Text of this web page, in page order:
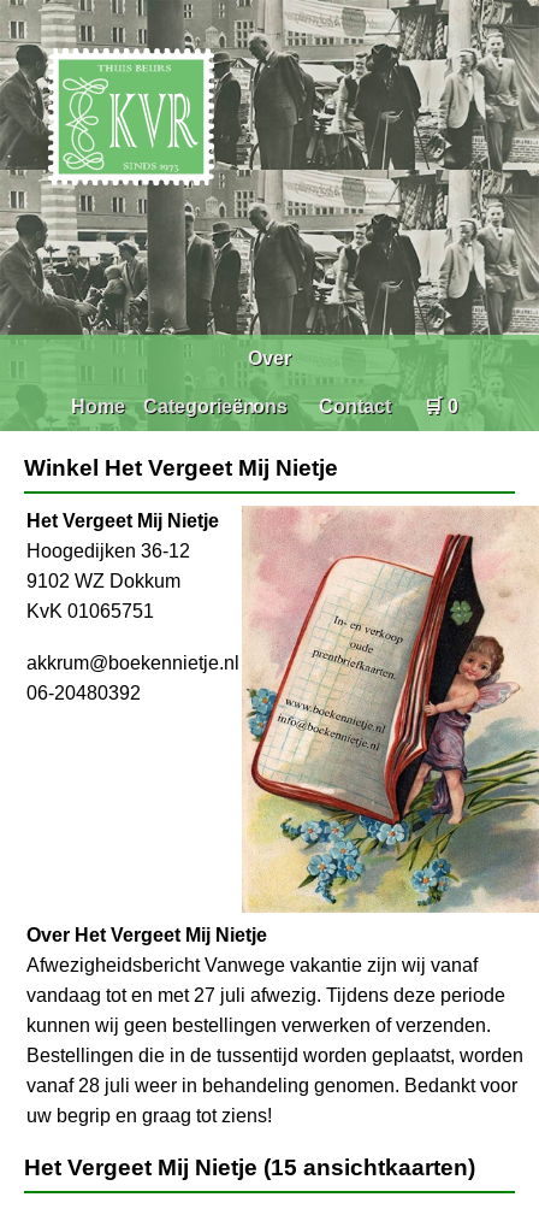
Home Categorieën
Over
ons Contact 🛒 0
Winkel Het Vergeet Mij Nietje
Het Vergeet Mij Nietje
Hoogedijken 36-12
9102 WZ Dokkum
KvK 01065751
akkrum@boekennietje.nl
06-20480392
Over Het Vergeet Mij Nietje
Afwezigheidsbericht Vanwege vakantie zijn wij vanaf
vandaag tot en met 27 juli afwezig. Tijdens deze periode
kunnen wij geen bestellingen verwerken of verzenden.
Bestellingen die in de tussentijd worden geplaatst, worden
vanaf 28 juli weer in behandeling genomen. Bedankt voor
uw begrip en graag tot ziens!
Het Vergeet Mij Nietje (15 ansichtkaarten)